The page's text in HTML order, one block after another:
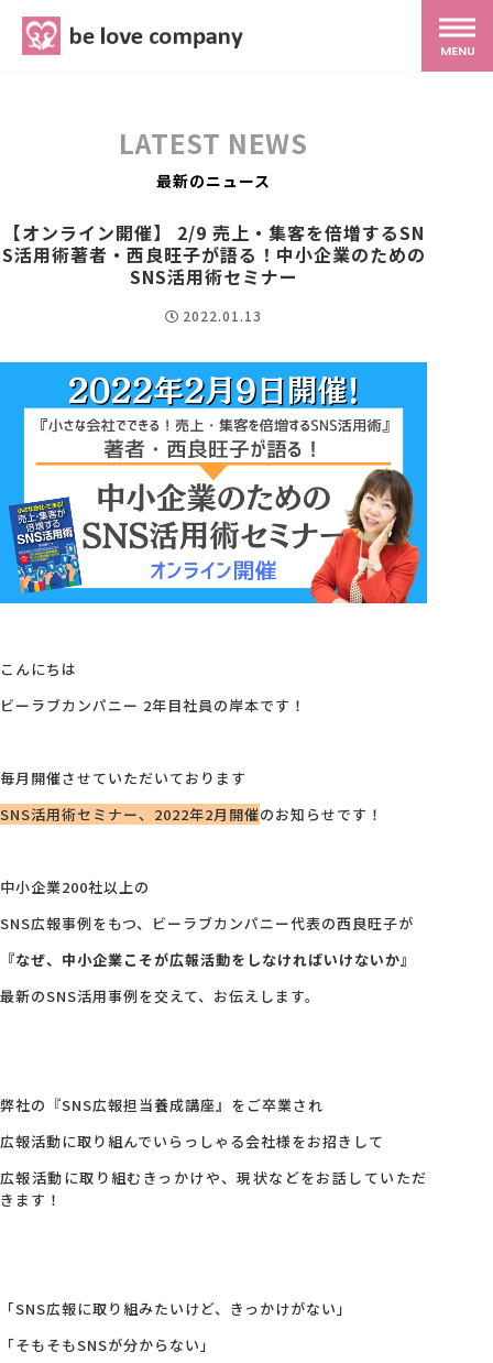
MENU
SNS広報
スタッフ紹介
最新ブログ
会社概要
アクセス
採用情報
LATEST NEWS
最新のニュース
【オンライン開催】 2/9 売上・集客を倍増するSN
S活用術著者・西良旺子が語る！中小企業のための
SNS活用術セミナー
2022.01.13
こんにちは
ビーラブカンパニー 2年目社員の岸本です！
毎月開催させていただいております
SNS活用術セミナー、2022年2月開催のお知らせです！
中小企業200社以上の
SNS広報事例をもつ、ビーラブカンパニー代表の西良旺子が
『なぜ、中小企業こそが広報活動をしなければいけないか』
最新のSNS活用事例を交えて、お伝えします。
弊社の『SNS広報担当養成講座』をご卒業され
広報活動に取り組んでいらっしゃる会社様をお招きして
広報活動に取り組むきっかけや、現状などをお話していただ
きます！
「SNS広報に取り組みたいけど、きっかけがない」
「そもそもSNSが分からない」